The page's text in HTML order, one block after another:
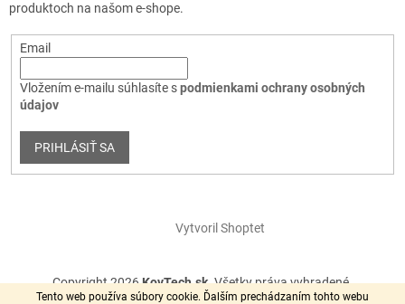
Tento web používa súbory cookie. Ďalším prechádzaním tohto webu
produktoch na našom e-shope.
Email
Vložením e-mailu súhlasíte spodmienkami ochrany osobných
údajov
PRIHLÁSIŤ SA
Vytvoril Shoptet
Copyright 2026KovTech.sk. Všetky práva vyhradené.